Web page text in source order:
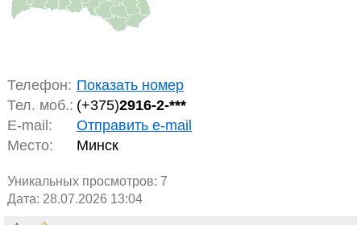
Телефон: Показать номер
Тел. моб.: (+375)2916-2-***
E-mail:
Отправить e-mail
Место:
Минск
Уникальных просмотров: 7
Дата: 28.07.2026 13:04